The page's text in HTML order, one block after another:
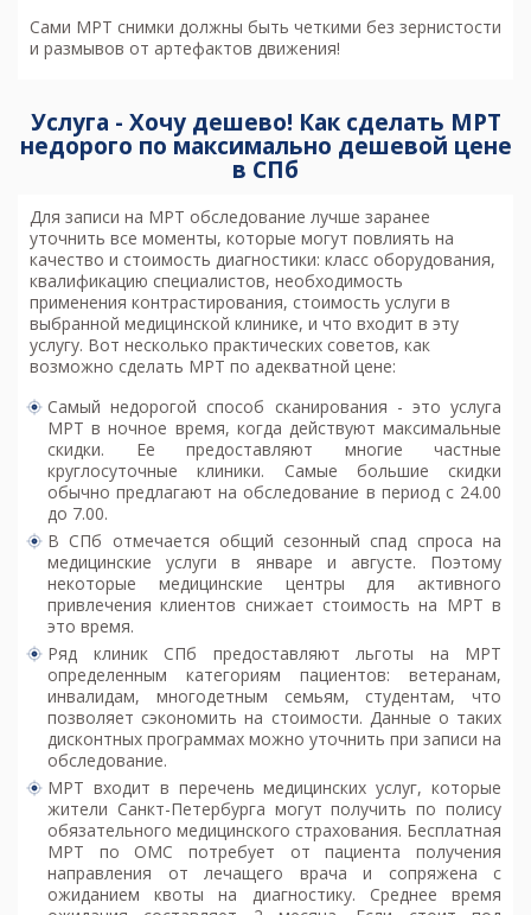
Сами МРТ снимки должны быть четкими без зернистости
и размывов от артефактов движения!
Услуга - Хочу дешево! Как сделать МРТ
недорого по максимально дешевой цене
в СПб
Для записи на МРТ обследование лучше заранее
уточнить все моменты, которые могут повлиять на
качество и стоимость диагностики: класс оборудования,
квалификацию специалистов, необходимость
применения контрастирования, стоимость услуги в
выбранной медицинской клинике, и что входит в эту
услугу. Вот несколько практических советов, как
возможно сделать МРТ по адекватной цене:
Самый недорогой способ сканирования - это услуга
МРТ в ночное время, когда действуют максимальные
скидки. Ее предоставляют многие частные
круглосуточные клиники. Самые большие скидки
обычно предлагают на обследование в период с 24.00
до 7.00.
В СПб отмечается общий сезонный спад спроса на
медицинские услуги в январе и августе. Поэтому
некоторые медицинские центры для активного
привлечения клиентов снижает стоимость на МРТ в
это время.
Ряд клиник СПб предоставляют льготы на МРТ
определенным категориям пациентов: ветеранам,
инвалидам, многодетным семьям, студентам, что
позволяет сэкономить на стоимости. Данные о таких
дисконтных программах можно уточнить при записи на
обследование.
МРТ входит в перечень медицинских услуг, которые
жители Санкт-Петербурга могут получить по полису
обязательного медицинского страхования. Бесплатная
МРТ по ОМС потребует от пациента получения
направления от лечащего врача и сопряжена с
ожиданием квоты на диагностику. Среднее время